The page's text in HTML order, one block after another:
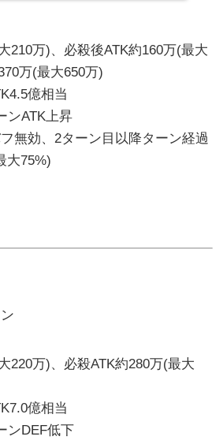
210万)、必殺後ATK約160万(最大
万(最大650万)
億相当
ンATK上昇
無効、2ターン目以降ターン経過
大75%)
220万)、必殺ATK約280万(最大
億相当
ンDEF低下